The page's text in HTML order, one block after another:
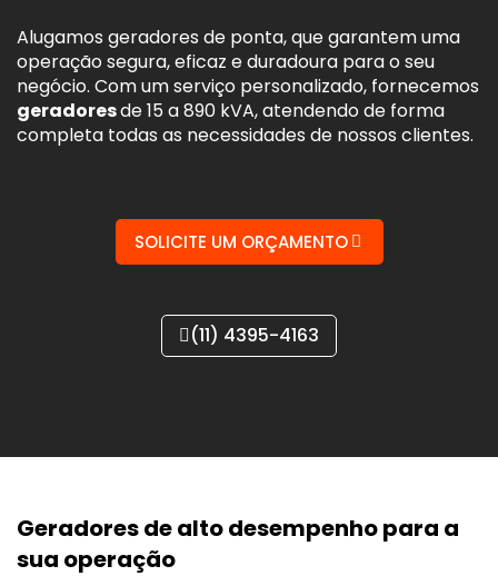
Alugamos geradores de ponta, que garantem uma
operação segura, eficaz e duradoura para o seu
negócio. Com um serviço personalizado, fornecemos
geradoresde 15 a 890 kVA, atendendo de forma
completa todas as necessidades de nossos clientes.
SOLICITE UM ORÇAMENTO
(11) 4395-4163
Geradores de alto desempenho para a
sua operação